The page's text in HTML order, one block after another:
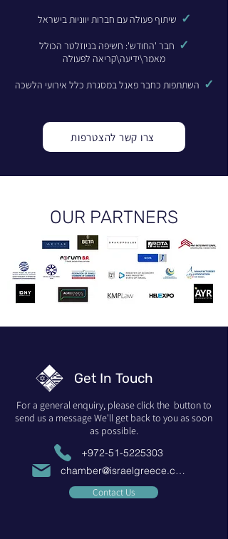
✓ שיתוף פעולה עם חברות יווניות בישראל
✓ חבר 'החודש': חשיפה בניוזלטר הכולל
מאמר\ידיעה\קריאה לפעולה
✓ השתתפות כחבר פאנל במסגרת כלל אירועי הלשכה
צרו קשר להצטרפות
OUR PARTNERS
Get In Touch
For a general enquiry, please click the button to
send us a message We'll get back to you as soon
as possible.
+972-51-5225303
chamber@israelgreece.com
Contact Us